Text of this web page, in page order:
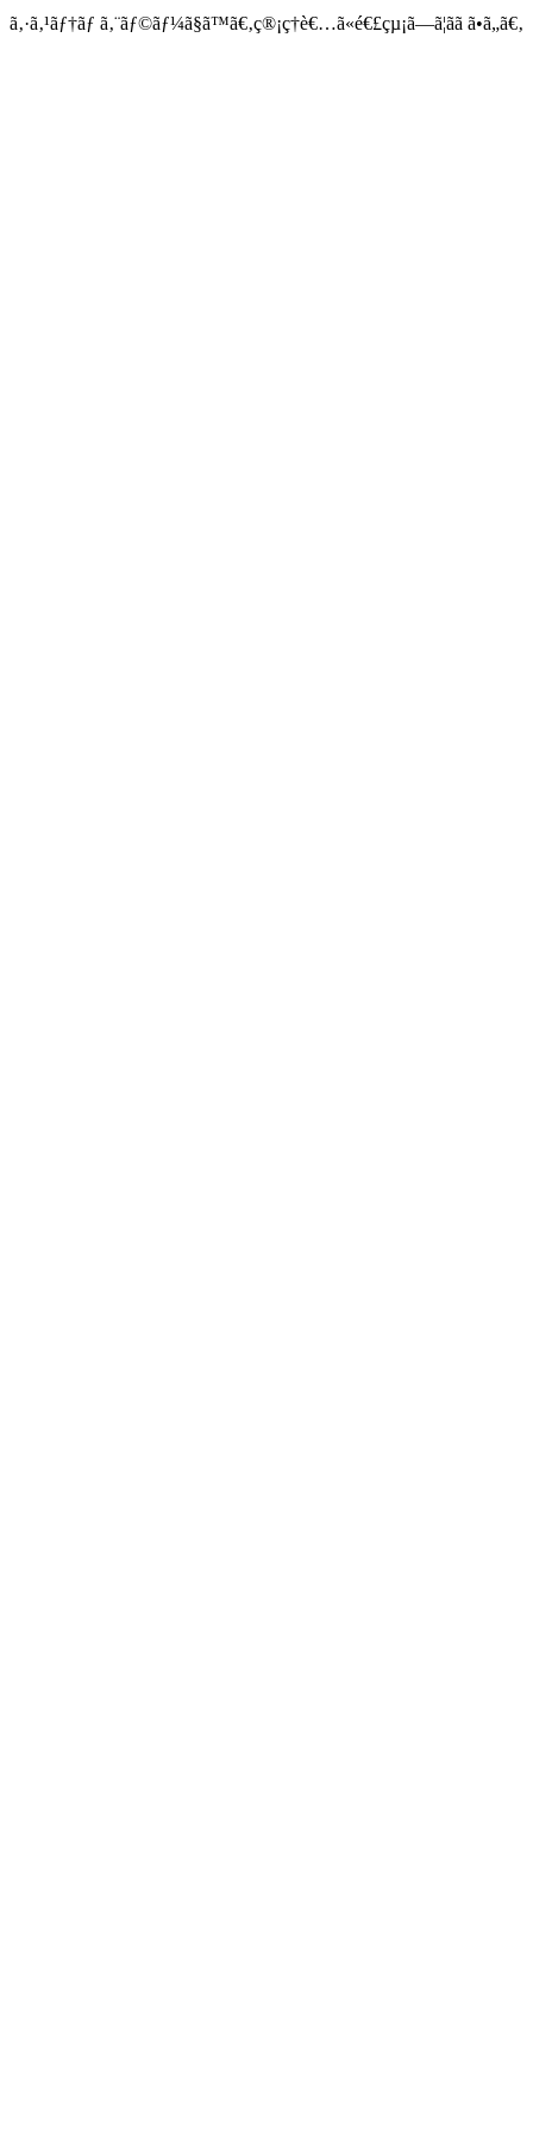
ã‚·ã‚¹ãƒ†ãƒ ã‚¨ãƒ©ãƒ¼ã§ã™ã€‚ç®¡ç†è€…ã«é€£çµ¡ã—ã¦ãã ã•ã„ã€‚